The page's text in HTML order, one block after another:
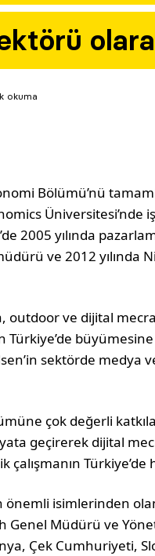
okuma
Bölümü’nü
Üniversitesi’nde
2005 yılında
ve 2012 yılında
outdoor ve dijital
Türkiye’de
sektörde medya
çok değerli
geçirerek dijital
Türkiye’de
isimlerinden
Müdürü ve
Çek Cumhuriyeti,